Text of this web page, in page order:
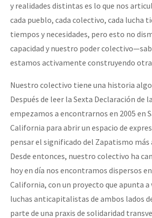
y realidades distintas es lo que nos
cada pueblo, cada colectivo, cada lucha
tiempos y necesidades, pero esto no
capacidad y nuestro poder
estamos activamente construyendo otra
Nuestro colectivo tiene una historia
Después de leer la Sexta Declaración de
empezamos a encontrarnos en 2005 en
California para abrir un espacio de
pensar el significado del Zapatismo más
Desde entonces, nuestro colectivo ha
hoy en día nos encontramos dispersos
California, con un proyecto que apunta
luchas anticapitalistas de ambos lados
parte de una praxis de solidaridad